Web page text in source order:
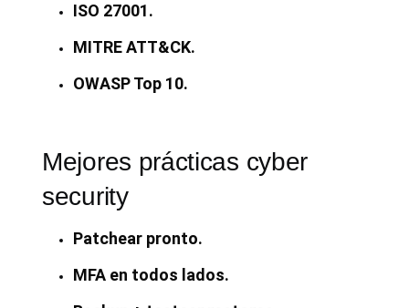
ISO 27001.
MITRE ATT&CK.
OWASP Top 10.
Mejores prácticas cyber
security
Patchear pronto.
MFA en todos lados.